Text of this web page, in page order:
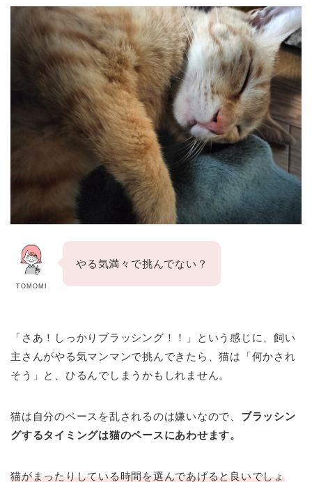
TOMOMI
やる気満々で挑んでない？
「さあ！しっかりブラッシング！！」という感じに、飼い
主さんがやる気マンマンで挑んできたら、猫は「何かされ
そう」と、ひるんでしまうかもしれません。
猫は自分のペースを乱されるのは嫌いなので、 ブラッシン
グするタイミングは猫のペースにあわせ ます。
猫がまったりしている時間を選んであげると良いでしょ